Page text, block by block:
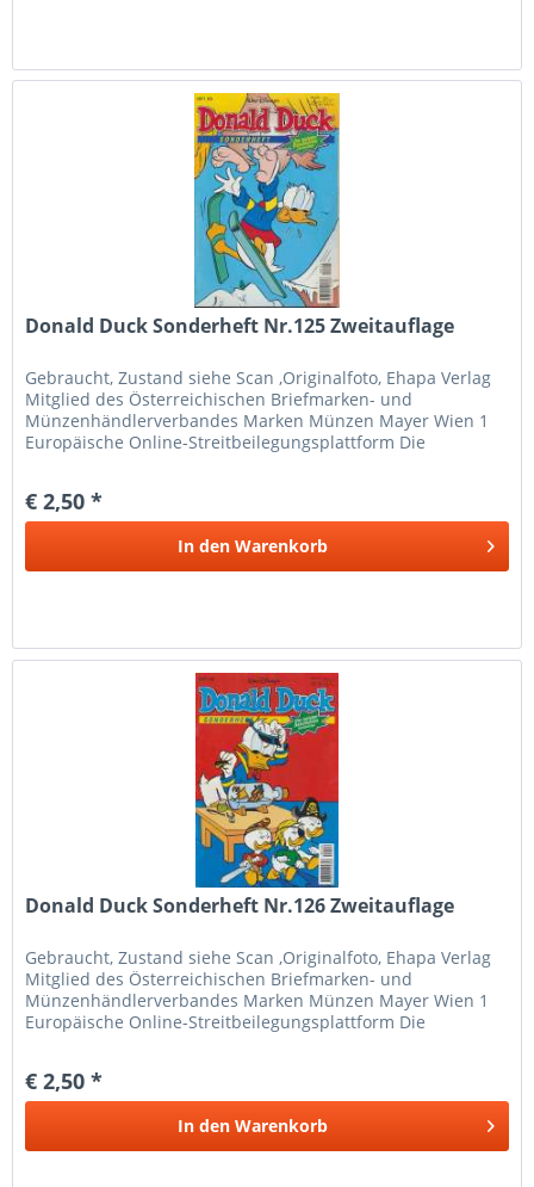
Donald Duck Sonderheft Nr.125 Zweitauflage
Gebraucht, Zustand siehe Scan ,Originalfoto, Ehapa Verlag
Mitglied des Österreichischen Briefmarken- und
Münzenhändlerverbandes Marken Münzen Mayer Wien 1
Europäische Online-Streitbeilegungsplattform Die
€ 2,50 *
In den Warenkorb
Donald Duck Sonderheft Nr.126 Zweitauflage
Gebraucht, Zustand siehe Scan ,Originalfoto, Ehapa Verlag
Mitglied des Österreichischen Briefmarken- und
Münzenhändlerverbandes Marken Münzen Mayer Wien 1
Europäische Online-Streitbeilegungsplattform Die
€ 2,50 *
In den Warenkorb